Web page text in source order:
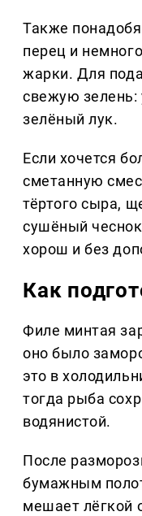
Также
перец и
жарки. Для
свежую зелень:
зелёный лук.
Если хочется
сметанную
тёртого сыра,
сушёный
хорош и без
Как
Филе минтая
оно было
это в
тогда рыба
водянистой.
После
бумажным
мешает лёгкой